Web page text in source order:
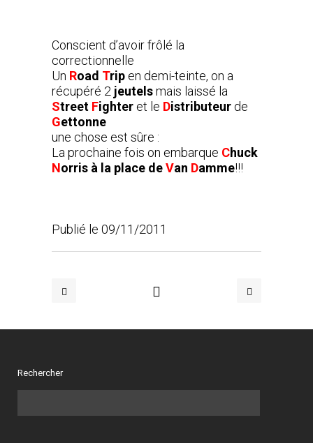
Conscient d’avoir frôlé la
correctionnelle
Un Road Trip en demi-teinte, on a
récupéré 2 jeutelsmais laissé la
Street Fighter et le Distributeur de
Gettonne
une chose est sûre :
La prochaine fois on embarque Chuck
Norris à la place deVan Damme!!!
Publié le 09/11/2011
Rechercher